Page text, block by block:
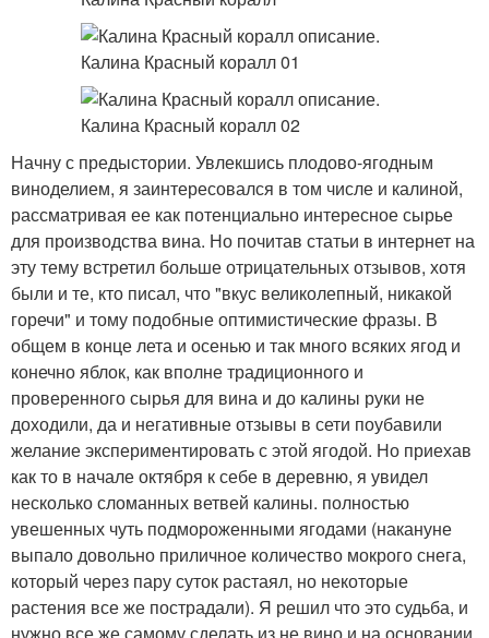
Начну с предыстории. Увлекшись плодово-ягодным
виноделием, я заинтересовался в том числе и калиной,
рассматривая ее как потенциально интересное сырье
для производства вина. Но почитав статьи в интернет на
эту тему встретил больше отрицательных отзывов, хотя
были и те, кто писал, что "вкус великолепный, никакой
горечи" и тому подобные оптимистические фразы. В
общем в конце лета и осенью и так много всяких ягод и
конечно яблок, как вполне традиционного и
проверенного сырья для вина и до калины руки не
доходили, да и негативные отзывы в сети поубавили
желание экспериментировать с этой ягодой. Но приехав
как то в начале октября к себе в деревню, я увидел
несколько сломанных ветвей калины. полностью
увешенных чуть подмороженными ягодами (накануне
выпало довольно приличное количество мокрого снега,
который через пару суток растаял, но некоторые
растения все же пострадали). Я решил что это судьба, и